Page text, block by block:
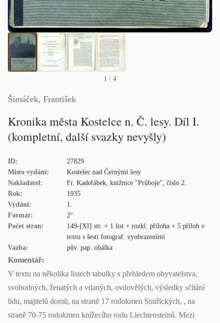
1 / 4
Šimáček, František
Kronika města Kostelce n. Č. lesy. Díl I.
(kompletní, další svazky nevyšly)
ID:
27829
Místo vydání:
Kostelec nad Černými lesy
Nakladatel:
Fr. Kadeřábek, knižnice "Průboje", číslo 2.
Rok:
1935
Vydání:
1.
Formát:
2°
Počet stran:
149-[XI] str. + 1 list + rozkl. příloha + 5 příloh v
textu s šesti fotograf. vyobrazeními
Vazba:
pův. pap. obálka
Komentář:
V textu na několika listech tabulky s přehledem obyvatelstva,
svobodných, ženatých a vdaných, ovdovělých, výsledky sčítání
lidu, majitelů domů, na straně 17 rodokmen Smiřických, , na
straně 70-75 rodokmen knížecího rodu Liechtensteinů. Mezi